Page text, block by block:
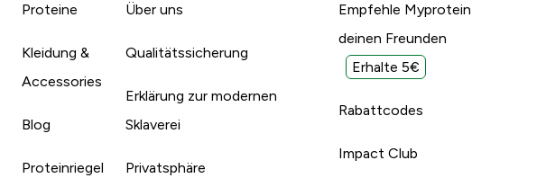
Proteine
Kleidung &
Accessories
Blog
Proteinriegel
Über uns
Qualitätssicherung
Erklärung zur modernen
Sklaverei
Privatsphäre
Empfehle Myprotein
deinen Freunden
Erhalte 5€
Rabattcodes
Impact Club